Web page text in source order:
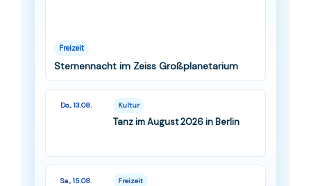
Freizeit
Sternennacht im Zeiss Großplanetarium
Do., 13.08. Kultur
Tanz im August 2026 in Berlin
Sa., 15.08. Freizeit